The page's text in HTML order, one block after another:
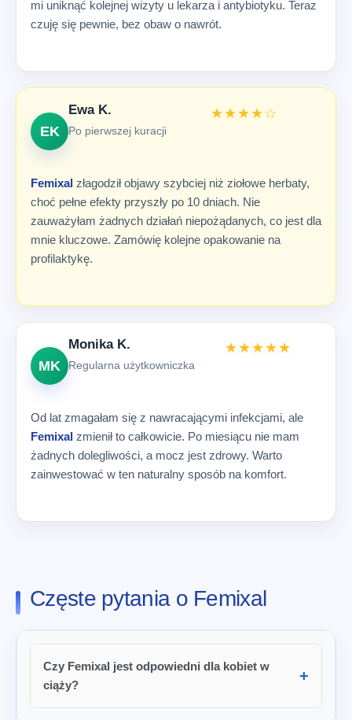
mi uniknąć kolejnej wizyty u lekarza i antybiotyku. Teraz
czuję się pewnie, bez obaw o nawrót.
EK
Ewa K.
Po pierwszej kuracji
★★★★☆
Femixal złagodził objawy szybciej niż ziołowe herbaty,
choć pełne efekty przyszły po 10 dniach. Nie
zauważyłam żadnych działań niepożądanych, co jest dla
mnie kluczowe. Zamówię kolejne opakowanie na
profilaktykę.
MK
Monika K.
Regularna użytkowniczka
★★★★★
Od lat zmagałam się z nawracającymi infekcjami, ale
Femixal zmienił to całkowicie. Po miesiącu nie mam
żadnych dolegliwości, a mocz jest zdrowy. Warto
zainwestować w ten naturalny sposób na komfort.
Częste pytania o Femixal
Czy Femixal jest odpowiedni dla kobiet w
ciąży?